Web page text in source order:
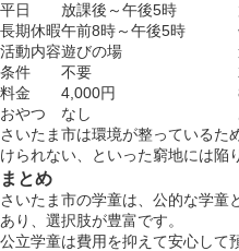
平日
放課後～午後5時
長期休暇午前8時～午後5時
活動内容遊びの場
条件
不要
料金
4,000円
おやつ
なし
さいたま市は環境が整っているた
けられない、といった窮地には陥
まとめ
さいたま市の学童は、公的な学童
あり、選択肢が豊富です。
公立学童は費用を抑えて安心して